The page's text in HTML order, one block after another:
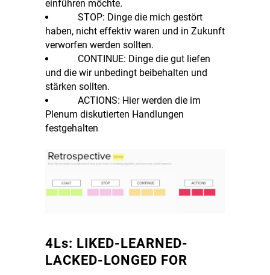
einführen möchte.
STOP: Dinge die mich gestört
haben, nicht effektiv waren und in Zukunft
verworfen werden sollten.
CONTINUE: Dinge die gut liefen
und die wir unbedingt beibehalten und
stärken sollten.
ACTIONS: Hier werden die im
Plenum diskutierten Handlungen
festgehalten
4Ls: LIKED-LEARNED-
LACKED-LONGED FOR